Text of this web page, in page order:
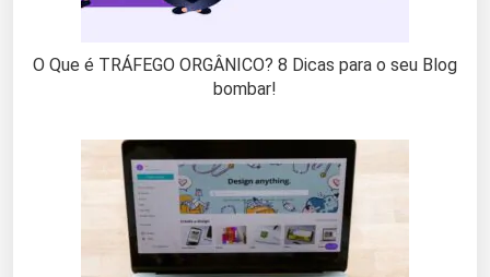
O Que é TRÁFEGO ORGÂNICO? 8 Dicas para o seu Blog
bombar!